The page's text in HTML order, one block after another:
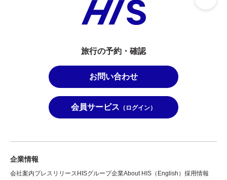
旅行の予約・確認
お問い合わせ
会員サービス （ログイン）
企業情報
会社案内プレスリリースHISグループ企業About HIS（English） 採用情報